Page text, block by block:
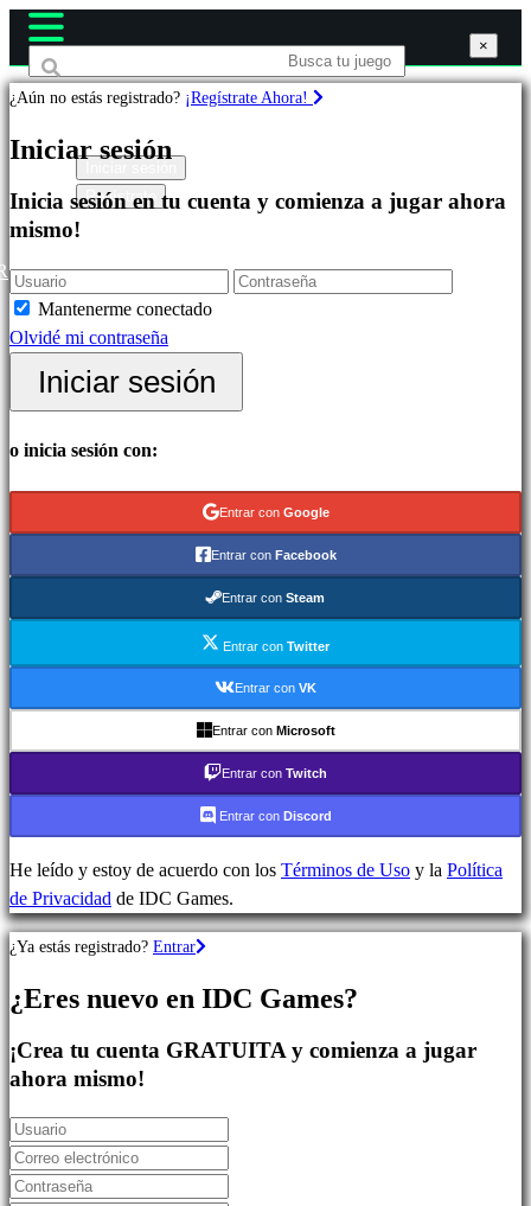
Juegos
Destacados
Novedades
Free
to
Play
Categorías
Juegos
Juegos
Juegos
Juegos
RPG
deportes
Shooters
Juegos
de
casual
Juegos
de
Regístrate
×
¿Aún no estás registrado? ¡Regístrate Ahora!
Iniciar sesión
Inicia sesión en tu cuenta y comienza a jugar ahora
mismo!
Mantenerme conectado
Olvidé mi contraseña
Iniciar sesión
o inicia sesión con:
Entrar con Google
Entrar con Facebook
Entrar con Steam
Entrar con Twitter
Entrar con VK
Entrar con Microsoft
Entrar con Twitch
Entrar con Discord
He leído y estoy de acuerdo con los Términos de Uso y la Política
de Privacidad de IDC Games.
×
¿Ya estás registrado? Entrar
¿Eres nuevo en IDC Games?
¡Crea tu cuenta GRATUITA y comienza a jugar
ahora mismo!
×